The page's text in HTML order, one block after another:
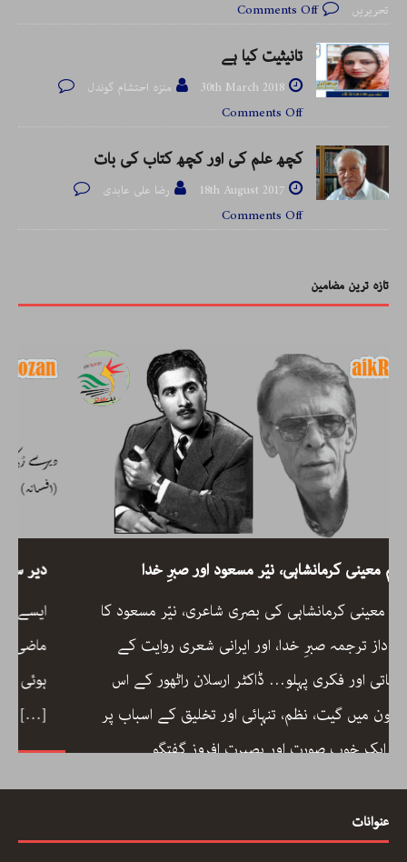
تحریریں
Comments Off
تانیثیت کیا ہے
30th March 2018
منزہ احتشام گوندل
Comments Off
کچھ علم کی اور کچھ کتاب کی بات
18th August 2017
رضا علی عابدی
Comments Off
تازہ ترین مضامین
رحیم معینی کرمانشاہی، نیّر مسعود اور صبرِ خدا
رحیم معینی کرمانشاہی کی بصری شاعری، نیّر مسعود کا
دلگ داز ترجمہ صبرِ خدا، اور ایرانی شعری روایت کے
جمالیاتی اور فکری پہلو… ڈاکٹر ارسلان راٹھور کے اس
مضمون میں گیت، نظم، تنہائی اور تخلیق کے اسباب پر
ایک خوب صورت اور بصیرت افروز گفتگو[…]